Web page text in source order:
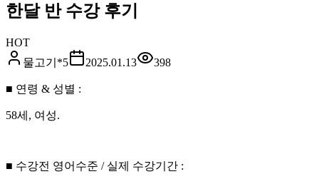
한달 반 수강 후기
HOT
물고기*5
2025.01.13 398
■ 연령 & 성별 :
58세, 여성.
■ 수강전 영어수준 / 실제 수강기간 :